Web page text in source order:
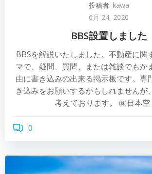
投稿者: kawa
6月 24, 2020
BBS設置しました
BBSを解説いたしました。不動産に関
マで、疑問、質問、または雑談でもか
由に書き込みの出来る掲示板です。専
き込みをお願いするかもしれませんが
考えております。 ㈱日本
0